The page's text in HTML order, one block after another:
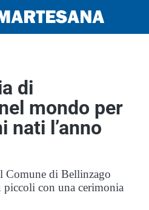
di
mondo per
l’anno
Comune di Bellinzago
con una cerimonia